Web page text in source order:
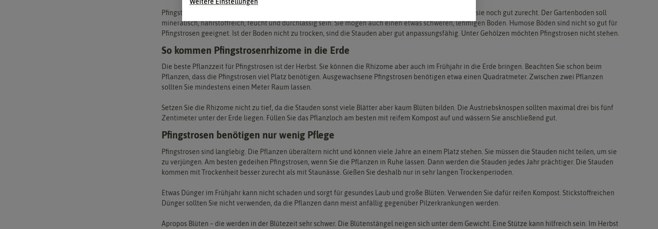
Pfingstrosen lieben einen vollsonnigen, luftigen Standort. Aber auch im lichten Halbschatten kommen sie noch gut zurecht. Der Gartenboden soll
mineralisch, nährstoffreich, feucht und durchlässig sein. Sie mögen auch einen etwas schweren, lehmigen Boden. Humose Böden sind nicht so gut für
Pfingstrosen geeignet. Ist der Boden nicht zu trocken, sind die Stauden aber gut anpassungsfähig. Unter Gehölzen möchten Pfingstrosen nicht stehen.
So kommen Pfingstrosenrhizome in die Erde
Die beste Pflanzzeit für Pfingstrosen ist der Herbst. Sie können die Rhizome aber auch im Frühjahr in die Erde bringen. Beachten Sie schon beim
Pflanzen, dass die Pfingstrosen viel Platz benötigen. Ausgewachsene Pfingstrosen benötigen etwa einen Quadratmeter. Zwischen zwei Pflanzen
sollten Sie mindestens einen Meter Raum lassen.
Setzen Sie die Rhizome nicht zu tief, da die Stauden sonst viele Blätter aber kaum Blüten bilden. Die Austriebsknospen sollten maximal drei bis fünf
Zentimeter unter der Erde liegen. Füllen Sie das Pflanzloch am besten mit reifem Kompost auf und wässern Sie anschließend gut.
Pfingstrosen benötigen nur wenig Pflege
Pfingstrosen sind langlebig. Die Pflanzen überaltern nicht und können viele Jahre an einem Platz stehen. Sie müssen die Stauden nicht teilen, um sie
zu verjüngen. Am besten gedeihen Pfingstrosen, wenn Sie die Pflanzen in Ruhe lassen. Dann werden die Stauden jedes Jahr prächtiger. Die Stauden
kommen mit Trockenheit besser zurecht als mit Staunässe. Gießen Sie deshalb nur in sehr langen Trockenperioden.
Etwas Dünger im Frühjahr kann nicht schaden und sorgt für gesundes Laub und große Blüten. Verwenden Sie dafür reifen Kompost. Stickstoffreichen
Dünger sollten Sie nicht verwenden, da die Pflanzen dann meist anfällig gegenüber Pilzerkrankungen werden.
Apropos Blüten – die werden in der Blütezeit sehr schwer. Die Blütenstängel neigen sich unter dem Gewicht. Eine Stütze kann hilfreich sein. Im Herbst